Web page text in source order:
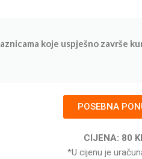
koje uspješno završe
POSEBNA
CIJENA: 80
*U cijenu je